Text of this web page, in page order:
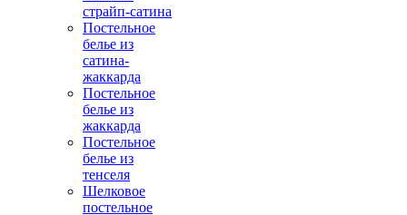
страйп-сатина
Постельное
белье из
сатина-
жаккарда
Постельное
белье из
жаккарда
Постельное
белье из
тенселя
Шелковое
постельное